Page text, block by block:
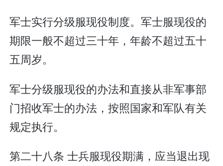
军士实行分级服现役制度。军士服现役的
期限一般不超过三十年，年龄不超过五十
五周岁。
军士分级服现役的办法和直接从非军事部
门招收军士的办法，按照国家和军队有关
规定执行。
第二十八条 士兵服现役期满，应当退出现